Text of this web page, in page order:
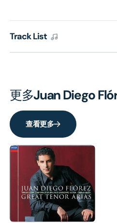
Track List
更多Juan Diego
查看更多